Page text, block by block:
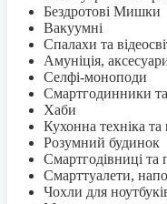
Бездротові Мишки
Вакуумні
Спалахи та
Амуніція,
Селфi-моноподи
Смартгодинники та
Хаби
Кухонна техніка
Розумний будинок
Смартгодівниці та
Смарттуалети,
Чохли для